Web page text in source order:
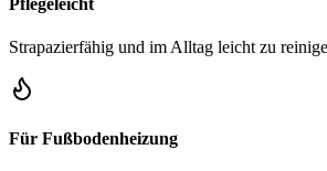
Strapazierfähig und im Alltag leicht zu
Für Fußbodenheizung